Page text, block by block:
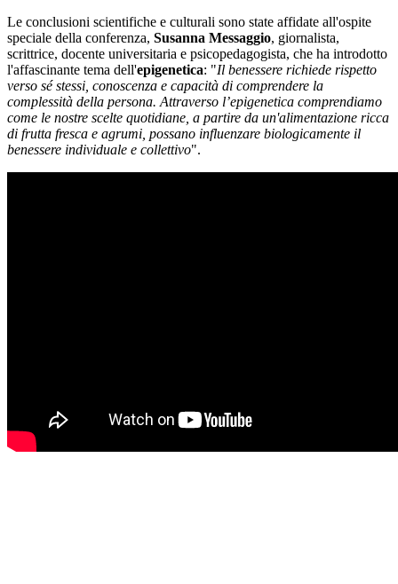
Le conclusioni scientifiche e culturali sono state affidate all'ospite
speciale della conferenza, Susanna Messaggio, giornalista,
scrittrice, docente universitaria e psicopedagogista, che ha introdotto
l'affascinante tema dell'epigenetica: "Il benessere richiede rispetto
verso sé stessi, conoscenza e capacità di comprendere la
complessità della persona. Attraverso l’epigenetica comprendiamo
come le nostre scelte quotidiane, a partire da un'alimentazione ricca
di frutta fresca e agrumi, possano influenzare biologicamente il
benessere individuale e collettivo".